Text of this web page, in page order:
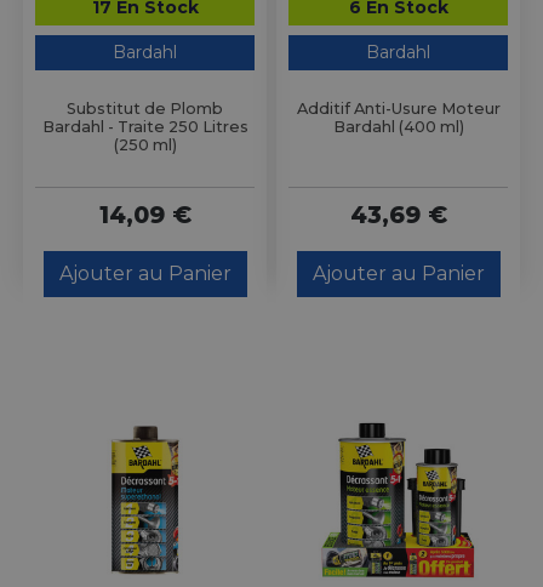
17 En Stock
Bardahl
Substitut de Plomb
Bardahl - Traite 250 Litres
(250 ml)
14,09 €
Ajouter au Panier
6 En Stock
Bardahl
Additif Anti-Usure Moteur
Bardahl (400 ml)
43,69 €
Ajouter au Panier